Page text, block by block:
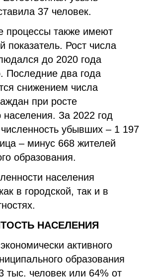
37 человек.
процессы также имеют
показатель. Рост числа
до 2020 года
Последние два года
снижением числа
при росте
За 2022 год
убывших – 1 197
– минус 668 жителей
образования.
населения
в городской, так и в
НАСЕЛЕНИЯ
активного
образования
тыс. человек или 64% от